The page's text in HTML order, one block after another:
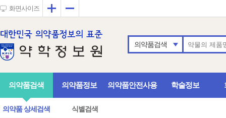
화면사이즈 확대
의약품검색
의약품검색
의약품 상세검색 식별검색
의약품정보 의약품안전사용 학술정보